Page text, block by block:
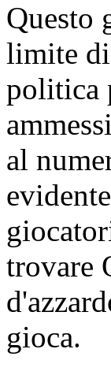
Questo
limite
politica
al
trovare
gioca.